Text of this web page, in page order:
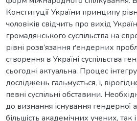
Конституції України принципу
чоловіків свідчить про вихід
громадянського суспільства на
рівні розв’язання ґендерних
створення в Україні суспільства
сьогодні актуальна. Процес
досліджень гальмується, і,
певні суспільні обставини.
до визнання існування гендерної
більшість академічних учених, так